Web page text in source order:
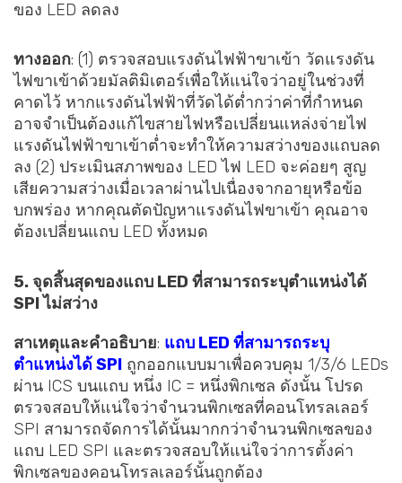
ของ LED ลดลง
ทางออก: (1) ตรวจสอบแรงดันไฟฟ้าขาเข้า วัดแรงดัน
ไฟขาเข้าด้วยมัลติมิเตอร์เพื่อให้แน่ใจว่าอยู่ในช่วงที่
คาดไว้ หากแรงดันไฟฟ้าที่วัดได้ต่ำกว่าค่าที่กำหนด
อาจจำเป็นต้องแก้ไขสายไฟหรือเปลี่ยนแหล่งจ่ายไฟ
แรงดันไฟฟ้าขาเข้าต่ำจะทำให้ความสว่างของแถบลด
ลง (2) ประเมินสภาพของ LED ไฟ LED จะค่อยๆ สูญ
เสียความสว่างเมื่อเวลาผ่านไปเนื่องจากอายุหรือข้อ
บกพร่อง หากคุณตัดปัญหาแรงดันไฟขาเข้า คุณอาจ
ต้องเปลี่ยนแถบ LED ทั้งหมด
5. จุดสิ้นสุดของแถบ LED ที่สามารถระบุตำแหน่งได้
SPI ไม่สว่าง
สาเหตุและคำอธิบาย: แถบ LED ที่สามารถระบุ
ตำแหน่งได้ SPI ถูกออกแบบมาเพื่อควบคุม 1/3/6 LEDs
ผ่าน ICS บนแถบ หนึ่ง IC = หนึ่งพิกเซล ดังนั้น โปรด
ตรวจสอบให้แน่ใจว่าจำนวนพิกเซลที่คอนโทรลเลอร์
SPI สามารถจัดการได้นั้นมากกว่าจำนวนพิกเซลของ
แถบ LED SPI และตรวจสอบให้แน่ใจว่าการตั้งค่า
พิกเซลของคอนโทรลเลอร์นั้นถูกต้อง